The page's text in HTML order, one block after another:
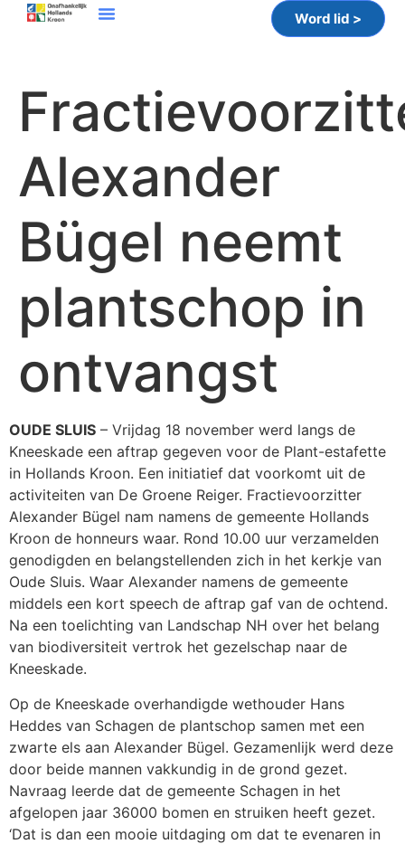
Word lid >
Alexander
Bügel neemt
plantschop in
ontvangst
OUDE SLUIS – Vrijdag 18 november werd langs de
Kneeskade een aftrap gegeven voor de Plant-estafette
in Hollands Kroon. Een initiatief dat voorkomt uit de
activiteiten van De Groene Reiger. Fractievoorzitter
Alexander Bügel nam namens de gemeente Hollands
Kroon de honneurs waar. Rond 10.00 uur verzamelden
genodigden en belangstellenden zich in het kerkje van
Oude Sluis. Waar Alexander namens de gemeente
middels een kort speech de aftrap gaf van de ochtend.
Na een toelichting van Landschap NH over het belang
van biodiversiteit vertrok het gezelschap naar de
Kneeskade.
Op de Kneeskade overhandigde wethouder Hans
Heddes van Schagen de plantschop samen met een
zwarte els aan Alexander Bügel. Gezamenlijk werd deze
door beide mannen vakkundig in de grond gezet.
Navraag leerde dat de gemeente Schagen in het
afgelopen jaar 36000 bomen en struiken heeft gezet.
‘Dat is dan een mooie uitdaging om dat te evenaren in